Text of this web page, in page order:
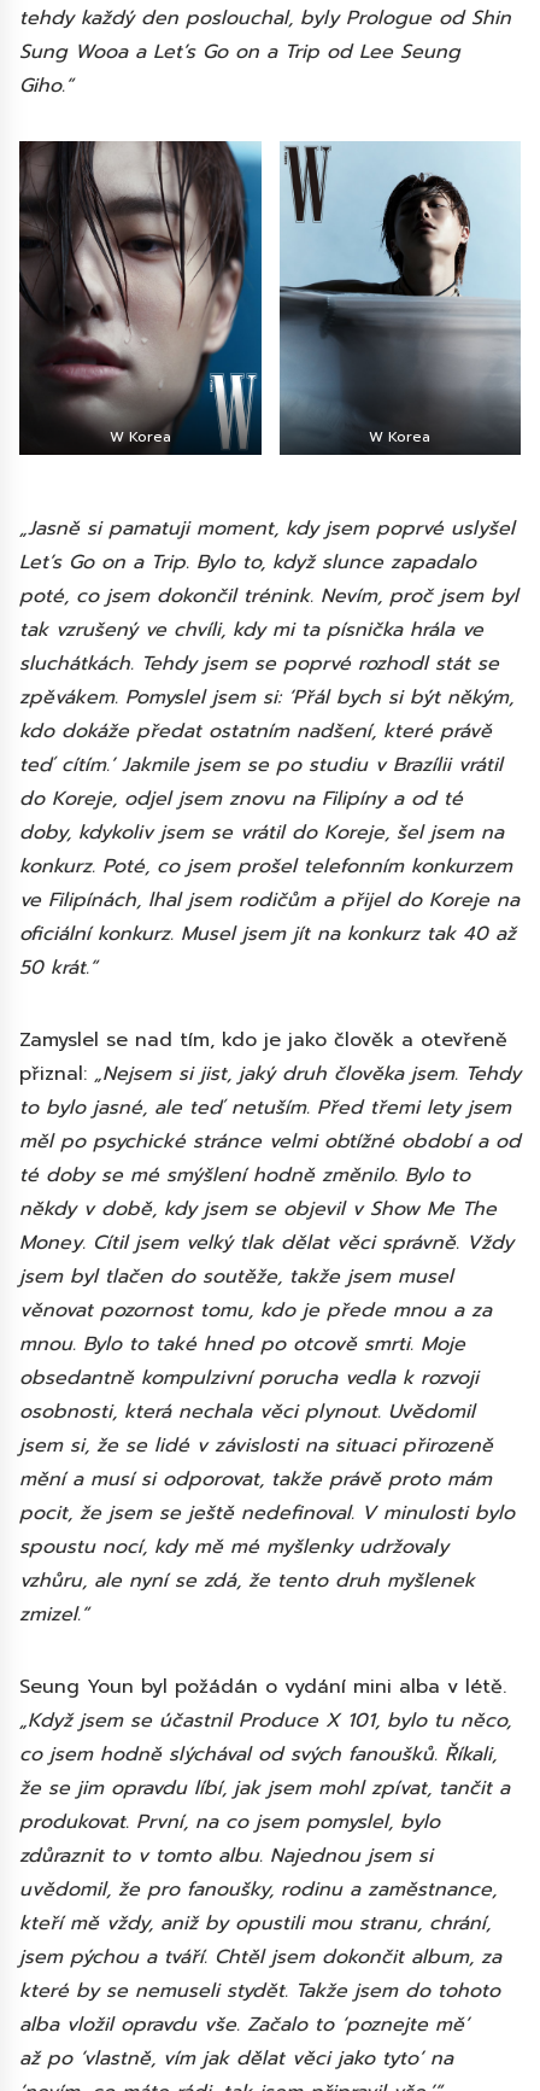
tehdy každý den poslouchal, byly Prologue od Shin
Sung Wooa a Let’s Go on a Trip od Lee Seung
Giho.“
W Korea W Korea
„Jasně si pamatuji moment, kdy jsem poprvé uslyšel
Let’s Go on a Trip. Bylo to, když slunce zapadalo
poté, co jsem dokončil trénink. Nevím, proč jsem byl
tak vzrušený ve chvíli, kdy mi ta písnička hrála ve
sluchátkách. Tehdy jsem se poprvé rozhodl stát se
zpěvákem. Pomyslel jsem si: ‘Přál bych si být někým,
kdo dokáže předat ostatním nadšení, které právě
teď cítím.’ Jakmile jsem se po studiu v Brazílii vrátil
do Koreje, odjel jsem znovu na Filipíny a od té
doby, kdykoliv jsem se vrátil do Koreje, šel jsem na
konkurz. Poté, co jsem prošel telefonním konkurzem
ve Filipínách, lhal jsem rodičům a přijel do Koreje na
oficiální konkurz. Musel jsem jít na konkurz tak 40 až
50 krát.“
Zamyslel se nad tím, kdo je jako člověk a otevřeně
přiznal: „Nejsem si jist, jaký druh člověka jsem. Tehdy
to bylo jasné, ale teď netuším. Před třemi lety jsem
měl po psychické stránce velmi obtížné období a od
té doby se mé smýšlení hodně změnilo. Bylo to
někdy v době, kdy jsem se objevil v Show Me The
Money. Cítil jsem velký tlak dělat věci správně. Vždy
jsem byl tlačen do soutěže, takže jsem musel
věnovat pozornost tomu, kdo je přede mnou a za
mnou. Bylo to také hned po otcově smrti. Moje
obsedantně kompulzivní porucha vedla k rozvoji
osobnosti, která nechala věci plynout. Uvědomil
jsem si, že se lidé v závislosti na situaci přirozeně
mění a musí si odporovat, takže právě proto mám
pocit, že jsem se ještě nedefinoval. V minulosti bylo
spoustu nocí, kdy mě mé myšlenky udržovaly
vzhůru, ale nyní se zdá, že tento druh myšlenek
zmizel.“
Seung Youn byl požádán o vydání mini alba v létě.
„Když jsem se účastnil Produce X 101, bylo tu něco,
co jsem hodně slýchával od svých fanoušků. Říkali,
že se jim opravdu líbí, jak jsem mohl zpívat, tančit a
produkovat. První, na co jsem pomyslel, bylo
zdůraznit to v tomto albu. Najednou jsem si
uvědomil, že pro fanoušky, rodinu a zaměstnance,
kteří mě vždy, aniž by opustili mou stranu, chrání,
jsem pýchou a tváří. Chtěl jsem dokončit album, za
které by se nemuseli stydět. Takže jsem do tohoto
alba vložil opravdu vše. Začalo to ‘poznejte mě’
až po ‘vlastně, vím jak dělat věci jako tyto’ na